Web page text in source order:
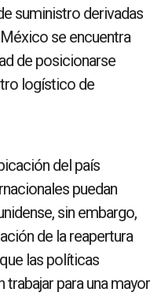
suministro derivadas
se encuentra
de posicionarse
logístico de
del país
puedan
sin embargo,
de la reapertura
las políticas
trabajar para una mayor